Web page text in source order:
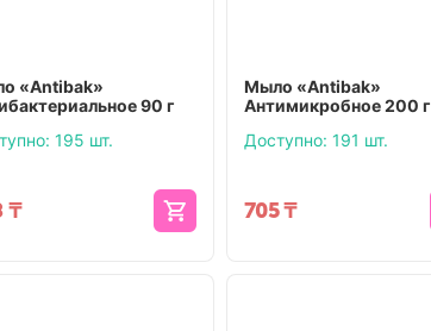
«Antibak»
90 г
195 шт.
₸
Мыло «Antibak»
Антимикробное 200 г
Доступно: 191 шт.
705₸